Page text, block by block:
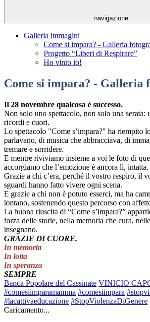
navigazione
Galleria immagini
Come si impara? - Galleria
Progetto “Liberi di Respirare”
Ho vinto io!
Come si impara? - Galleria
Il 28 novembre qualcosa è successo.
Non solo uno spettacolo, non solo una
ricordi e cuori.
Lo spettacolo "Come s’impara?" ha riempito
parlavano, di musica che abbracciava, di
tremare e sorridere.
E mentre riviviamo insieme a voi le foto di
accorgiamo che l’emozione è ancora lì, intatta.
Grazie a chi c’era, perché il vostro respiro, il
sguardi hanno fatto vivere ogni scena.
E grazie a chi non è potuto esserci, ma ha
lontano, sostenendo questo percorso con
La buona riuscita di “Come s’impara?”
forza delle storie, nella memoria che cura,
insegnano.
GRAZIE DI CUORE.
In memoria
In lotta
In speranza
SEMPRE
Banca Popolare del Cassinate VINICIO
#comesiimparamamma #comesiimpara
#lacattivaeducazione #StopViolenzaDiGenere
Caricamento...